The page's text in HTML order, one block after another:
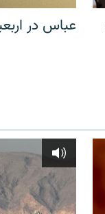
عباس در